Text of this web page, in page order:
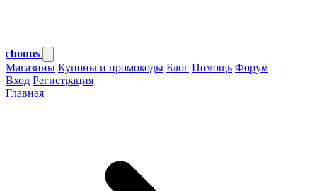
cbonus
Магазины Купоны и промокоды Блог Помощь Форум
Вход Регистрация
Главная